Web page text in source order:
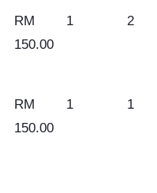
RM
150.00
1 2
RM
150.00
1 1